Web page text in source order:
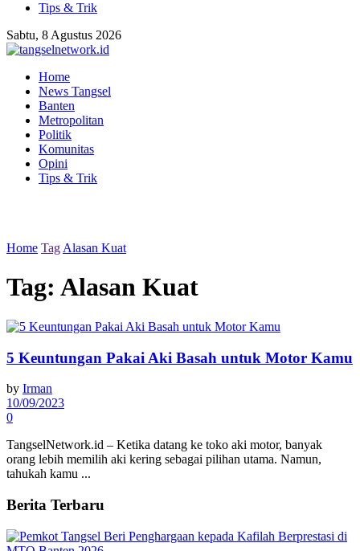
Tips & Trik
Sabtu, 8 Agustus 2026
Home
News Tangsel
Banten
Metropolitan
Politik
Komunitas
Opini
Tips & Trik
Home Tag Alasan Kuat
Tag: Alasan Kuat
5 Keuntungan Pakai Aki Basah untuk Motor Kamu
by Irman
10/09/2023
0
TangselNetwork.id – Ketika datang ke toko aki motor, banyak
orang lebih memilih aki kering sebagai pilihan utama. Namun,
tahukah kamu ...
Berita Terbaru